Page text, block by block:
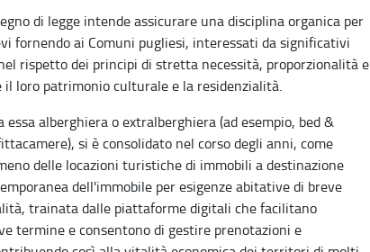
di legge intende assicurare una disciplina organica per
fornendo ai Comuni pugliesi, interessati da significativi
rispetto dei principi di stretta necessità, proporzionalità e
loro patrimonio culturale e la residenzialità.
alberghiera o extralberghiera (ad esempio, bed &
si è consolidato nel corso degli anni, come
delle locazioni turistiche di immobili a destinazione
dell'immobile per esigenze abitative di breve
trainata dalle piattaforme digitali che facilitano
termine e consentono di gestire prenotazioni e